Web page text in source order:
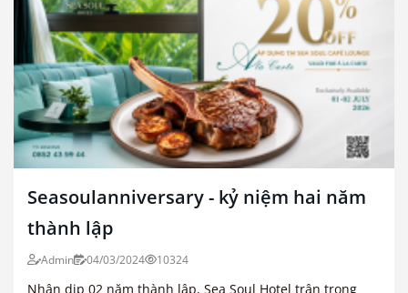
Seasoulanniversary - kỷ niệm hai năm
thành lập
Admin 04/03/2024 10324
Nhân dịp 02 năm thành lập, Sea Soul Hotel trân trọng